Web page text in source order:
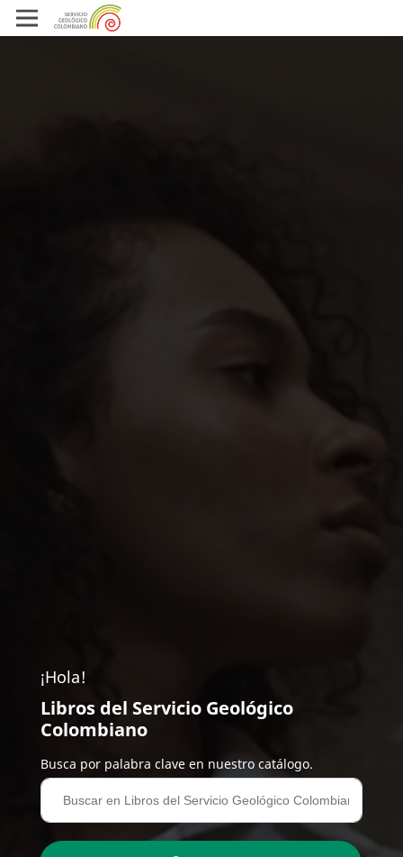
¡Hola!
Libros del Servicio Geológico
Colombiano
Busca por palabra clave en nuestro catálogo.